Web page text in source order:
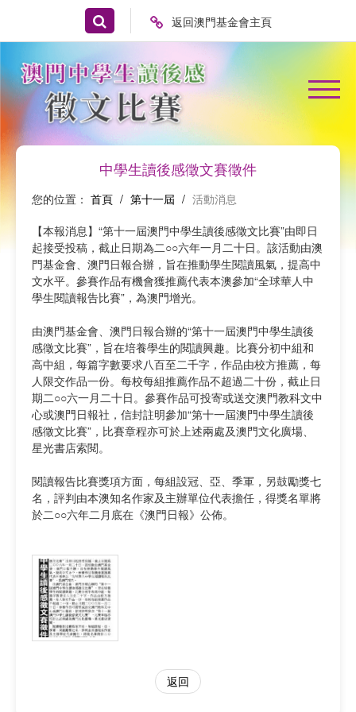
返回澳門基金會主頁
中學生讀後感徵文賽徵件
您的位置： 首頁 / 第十一屆 / 活動消息
【本報消息】“第十一屆澳門中學生讀後感徵文比賽”由即日
起接受投稿，截止日期為二○○六年一月二十日。該活動由澳
門基金會、澳門日報合辦，旨在推動學生閱讀風氣，提高中
文水平。參賽作品有機會獲推薦代表本澳參加“全球華人中
學生閱讀報告比賽”，為澳門增光。
由澳門基金會、澳門日報合辦的“第十一屆澳門中學生讀後
感徵文比賽”，旨在培養學生的閱讀興趣。比賽分初中組和
高中組，每篇字數要求八百至二千字，作品由校方推薦，每
人限交作品一份。每校每組推薦作品不超過二十份，截止日
期二○○六一月二十日。參賽作品可投寄或送交澳門教科文中
心或澳門日報社，信封註明參加“第十一屆澳門中學生讀後
感徵文比賽”，比賽章程亦可於上述兩處及澳門文化廣場、
星光書店索閱。
閱讀報告比賽獎項方面，每組設冠、亞、季軍，另鼓勵獎七
名，評判由本澳知名作家及主辦單位代表擔任，得獎名單將
於二○○六年二月底在《澳門日報》公佈。
返回